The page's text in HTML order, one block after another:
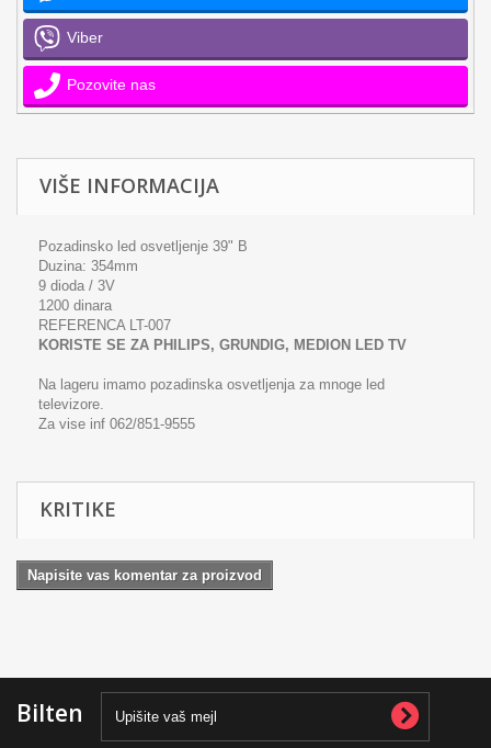
Viber
Pozovite nas
VIŠE INFORMACIJA
Pozadinsko led osvetljenje 39" B
Duzina: 354mm
9 dioda / 3V
1200 dinara
REFERENCA LT-007
KORISTE SE ZA PHILIPS, GRUNDIG, MEDION LED TV
Na lageru imamo pozadinska osvetljenja za mnoge led
televizore.
Za vise inf 062/851-9555
KRITIKE
Napisite vas komentar za proizvod
Bilten